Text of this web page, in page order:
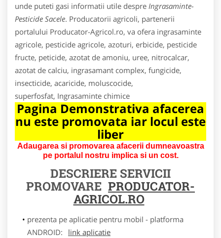
unde puteti gasi informatii utile despre Ingrasaminte-
Pesticide Sacele. Producatorii agricoli, partenerii
portalului Producator-Agricol.ro, va ofera ingrasaminte
agricole, pesticide agricole, azoturi, erbicide, pesticide
fructe, peticide, azotat de amoniu, uree, nitrocalcar,
azotat de calciu, ingrasamant complex, fungicide,
insecticide, acaricide, moluscocide,
superfosfat, Ingrasaminte chimice
Pagina Demonstrativa afacerea
nu este promovata iar locul este
liber
Adaugarea si promovarea afacerii dumneavoastra
pe portalul nostru implica si un cost.
DESCRIERE SERVICII
PROMOVARE PRODUCATOR-
AGRICOL.RO
prezenta pe aplicatie pentru mobil - platforma
ANDROID:
link aplicatie